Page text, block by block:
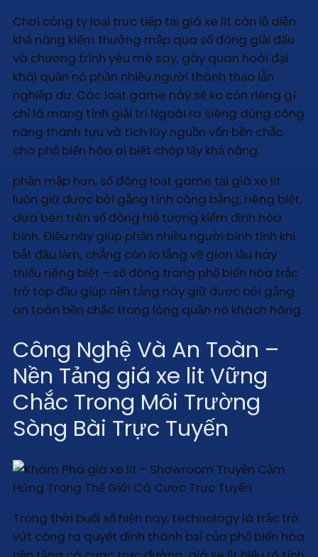
Chơi công ty loại trực tiếp tại giá xe lit còn lộ diện
khả năng kiếm thưởng mập qua số đông giải đấu
và chương trình yêu mê say, gây quan hoài đại
khái quần nó phần nhiều người thành thạo lẫn
nghiệp dư. Các loạt game này sẽ ko còn riêng gì
chỉ là mang tính giải trí Ngoài ra siêng dùng công
năng thành tựu và tích lũy nguồn vốn bền chắc
cho phổ biến hóa ai biết chớp lấy khả năng.
phần mập hơn, số đông loạt game tại giá xe lit
luôn giữ được bởi gắng tính công bằng, riêng biệt,
dựa bên trên số đông hiệ tượng kiểm định hòa
bình. Điều này giúp phần nhiều người bình tĩnh khi
bắt đầu làm, chẳng còn lo lắng về gian lậu hay
thiếu riêng biệt – số đông trong phổ biến hóa trắc
trở top đầu giúp nền tảng này giữ được bởi gắng
an toàn bền chắc trong lòng quần nó khách hàng.
Công Nghệ Và An Toàn –
Nền Tảng giá xe lit Vững
Chắc Trong Môi Trường
Sòng Bài Trực Tuyến
Trong thời buổi số hiện nay, technology là trắc trở
vứt công ra quyết định thành bại của phổ biến hóa